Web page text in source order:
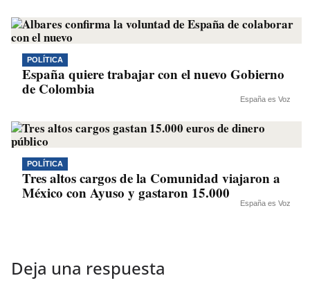
POLÍTICA
España quiere trabajar con el nuevo Gobierno
de Colombia
España es Voz
POLÍTICA
Tres altos cargos de la Comunidad viajaron a
México con Ayuso y gastaron 15.000
España es Voz
Deja una respuesta